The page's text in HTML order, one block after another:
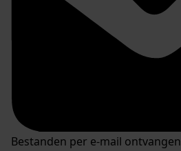
Bestanden per e-mail ontvangen